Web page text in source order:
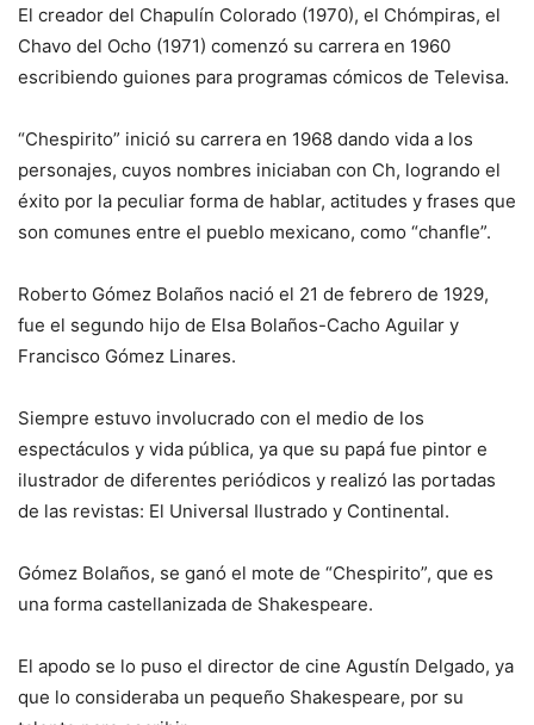
El creador del Chapulín Colorado (1970), el Chómpiras, el
Chavo del Ocho (1971) comenzó su carrera en 1960
escribiendo guiones para programas cómicos de Televisa.
“Chespirito” inició su carrera en 1968 dando vida a los
personajes, cuyos nombres iniciaban con Ch, logrando el
éxito por la peculiar forma de hablar, actitudes y frases que
son comunes entre el pueblo mexicano, como “chanfle”.
Roberto Gómez Bolaños nació el 21 de febrero de 1929,
fue el segundo hijo de Elsa Bolaños-Cacho Aguilar y
Francisco Gómez Linares.
Siempre estuvo involucrado con el medio de los
espectáculos y vida pública, ya que su papá fue pintor e
ilustrador de diferentes periódicos y realizó las portadas
de las revistas: El Universal Ilustrado y Continental.
Gómez Bolaños, se ganó el mote de “Chespirito”, que es
una forma castellanizada de Shakespeare.
El apodo se lo puso el director de cine Agustín Delgado, ya
que lo consideraba un pequeño Shakespeare, por su